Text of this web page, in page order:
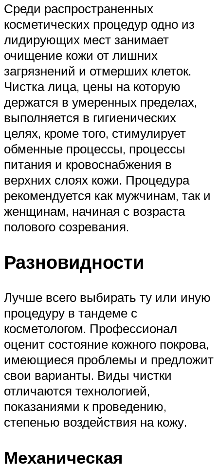
Среди распространенных
косметических процедур одно из
лидирующих мест занимает
очищение кожи от лишних
загрязнений и отмерших клеток.
Чистка лица, цены на которую
держатся в умеренных пределах,
выполняется в гигиенических
целях, кроме того, стимулирует
обменные процессы, процессы
питания и кровоснабжения в
верхних слоях кожи. Процедура
рекомендуется как мужчинам, так и
женщинам, начиная с возраста
полового созревания.
Разновидности
Лучше всего выбирать ту или иную
процедуру в тандеме с
косметологом. Профессионал
оценит состояние кожного покрова,
имеющиеся проблемы и предложит
свои варианты. Виды чистки
отличаются технологией,
показаниями к проведению,
степенью воздействия на кожу.
Механическая